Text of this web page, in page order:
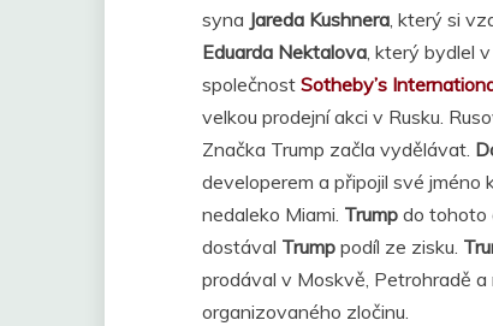
syna Jareda Kushnera, který si
Eduarda Nektalova, který bydlel
společnost Sotheby’s
velkou prodejní akci v Rusku.
Značka Trump začla vydělávat.
developerem a připojil své
nedaleko Miami. Trump do tohoto
dostával Trump podíl ze zisku.
prodával v Moskvě, Petrohradě
organizovaného zločinu.